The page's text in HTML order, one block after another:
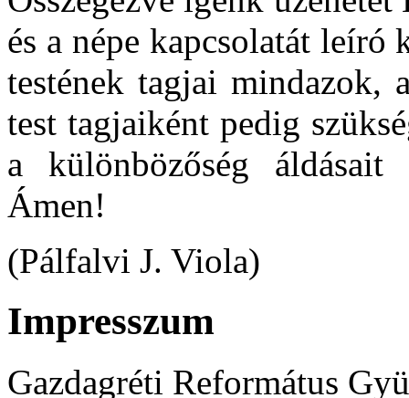
és a népe kapcsolatát
testének tagjai mindazok,
test tagjaiként pedig
a különbözőség
Ámen!
(Pálfalvi J. Viola)
Impresszum
Gazdagréti Református